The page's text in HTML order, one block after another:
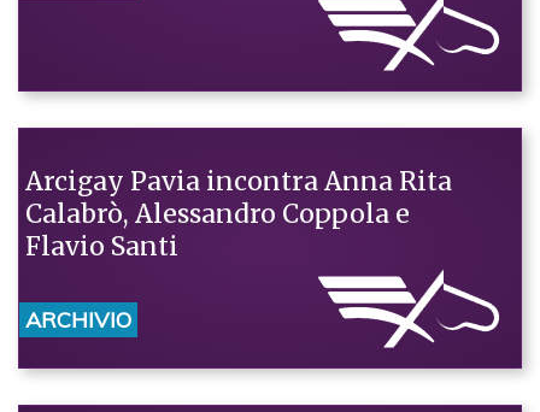
Arcigay Pavia incontra Anna Rita
Calabrò, Alessandro Coppola e
Flavio Santi
ARCHIVIO